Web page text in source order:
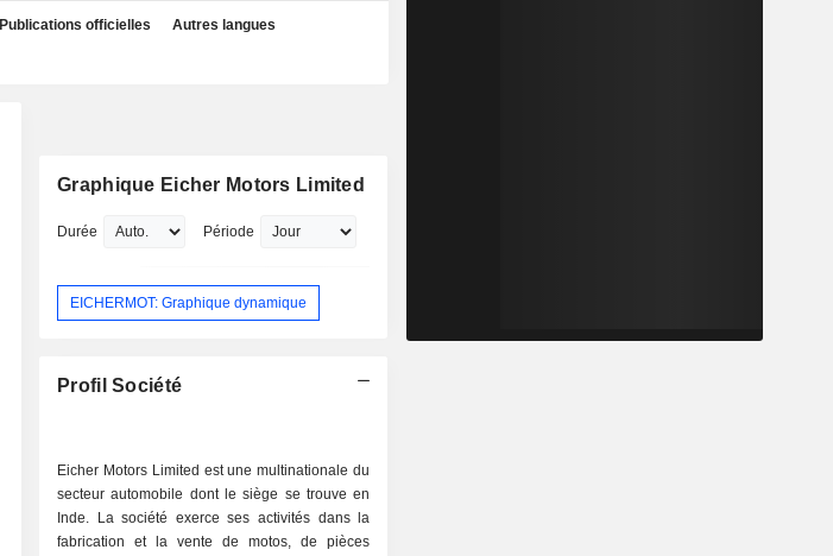
Publications officielles Autres langues
Graphique Eicher Motors Limited
Durée Période
EICHERMOT: Graphique dynamique
Profil Société
Eicher Motors Limited est une multinationale du
secteur automobile dont le siège se trouve en
Inde. La société exerce ses activités dans la
fabrication et la vente de motos, de pièces